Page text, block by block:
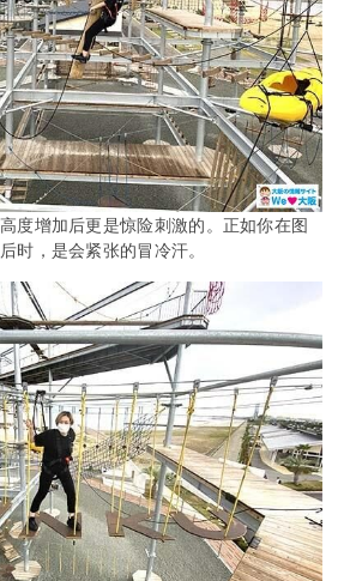
度增加后更是惊险刺激的。正如你在图
时，是会紧张的冒冷汗。